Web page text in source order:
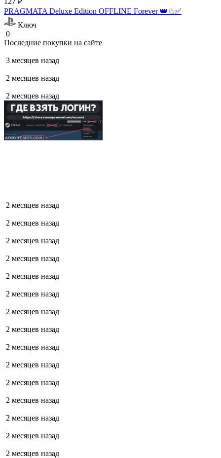
PRAGMATA Deluxe Edition OFFLINE Forever 👑♘✅
Ключ
0
Последние покупки на сайте
3 месяцев назад
2 месяцев назад
2 месяцев назад
2 месяцев назад
2 месяцев назад
2 месяцев назад
2 месяцев назад
2 месяцев назад
2 месяцев назад
2 месяцев назад
2 месяцев назад
2 месяцев назад
2 месяцев назад
2 месяцев назад
2 месяцев назад
2 месяцев назад
2 месяцев назад
2 месяцев назад